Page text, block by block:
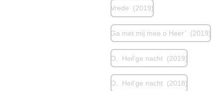
Vrede (2019)
Ga met mij mee o Heer’ (2019)
O, Heil’ge nacht (2019)
O, Heil’ge nacht (2018)